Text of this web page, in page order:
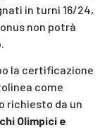
in turni 16/24,
non potrà
la certificazione
come
richiesto da un
Olimpici e